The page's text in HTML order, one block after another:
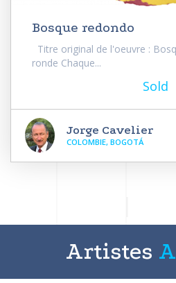
Bosque redondo
Titre original de l'oeuvre :
ronde Chaque...
Sold
Jorge Cavelier
COLOMBIE, BOGOTÁ
Artistes